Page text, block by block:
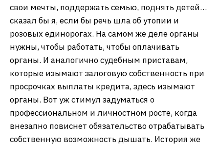
свои мечты, поддержать семью, поднять детей…
сказал бы я, если бы речь шла об утопии и
розовых единорогах. На самом же деле органы
нужны, чтобы работать, чтобы оплачивать
органы. И аналогично судебным приставам,
которые изымают залоговую собственность при
просрочках выплаты кредита, здесь изымают
органы. Вот уж стимул задуматься о
профессиональном и личностном росте, когда
внезапно повиснет обязательство отрабатывать
собственную возможность дышать. История же